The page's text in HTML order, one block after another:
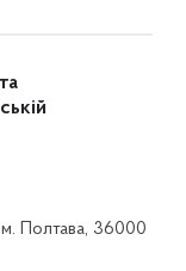
м. Полтава, 36000